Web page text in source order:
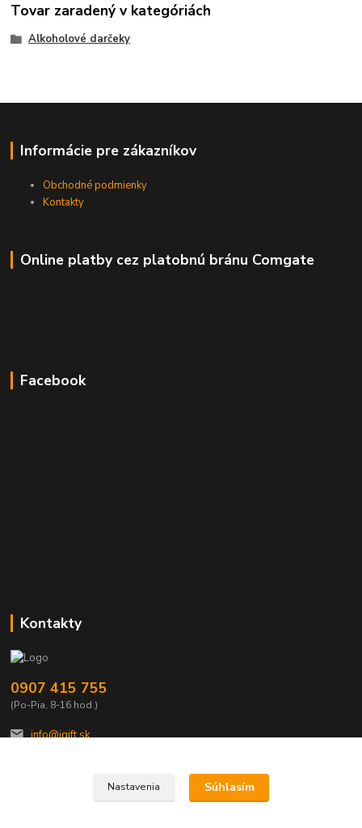
Tovar zaradený v kategóriách
Alkoholové darčeky
Informácie pre zákazníkov
Obchodné podmienky
Kontakty
Online platby cez platobnú bránu Comgate
Facebook
Kontakty
0907 415 755
(Po-Pia, 8-16 hod.)
info@igift.sk
Nastavenia Súhlasím